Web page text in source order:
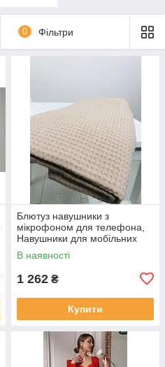
0 Фільтри
Блютуз навушники з
мікрофоном для телефона,
Навушники для мобільних
телефонів PRO музики YV-30
В наявності
1 262 ₴
Купити